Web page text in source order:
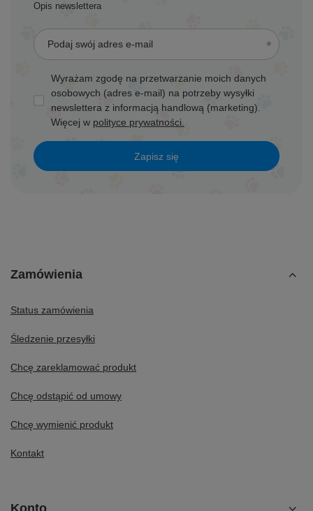
Opis newslettera
Podaj swój adres e-mail
Wyrażam zgodę na przetwarzanie moich danych
osobowych (adres e-mail) na potrzeby wysyłki
newslettera z informacją handlową (marketing).
Więcej w polityce prywatności.
Zapisz się
Zamówienia
Status zamówienia
Śledzenie przesyłki
Chcę zareklamować produkt
Chcę odstąpić od umowy
Chcę wymienić produkt
Kontakt